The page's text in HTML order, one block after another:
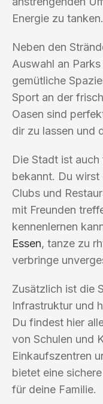
Energie zu tanken.
Neben den
Auswahl an
gemütliche
Sport an der
Oasen sind
dir zu lassen und
Die Stadt ist
bekannt. Du wirst
Clubs und
mit Freunden
kennenlernen
Essen, tanze zu
verbringe
Zusätzlich ist die
Infrastruktur und
Du findest hier
von Schulen und
Einkaufszentren
bietet eine
für deine Familie.